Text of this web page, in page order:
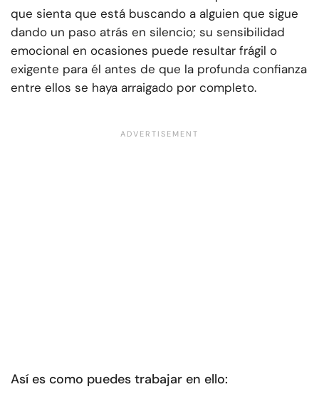
que sienta que está buscando a alguien que sigue
dando un paso atrás en silencio; su sensibilidad
emocional en ocasiones puede resultar frágil o
exigente para él antes de que la profunda confianza
entre ellos se haya arraigado por completo.
Así es como puedes trabajar en ello: